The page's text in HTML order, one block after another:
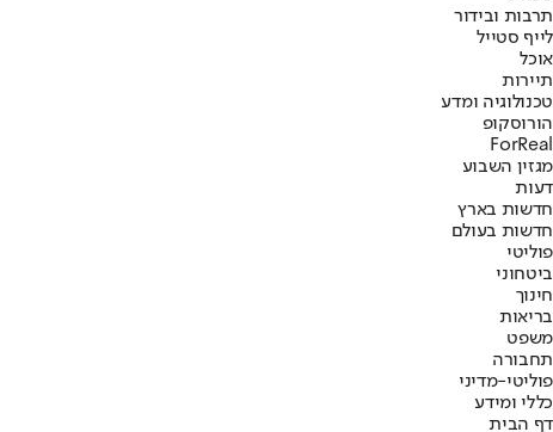
תרבות ובידור
לייף סטייל
אוכל
תיירות
טכנולוגיה ומדע
הורוסקופ
ForReal
מגזין השבוע
דעות
חדשות בארץ
חדשות בעולם
פוליטי
ביטחוני
חינוך
בריאות
משפט
תחבורה
פוליטי-מדיני
כללי ומידע
דף הבית